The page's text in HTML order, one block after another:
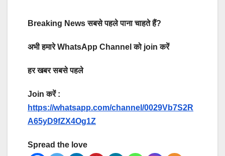
Breaking News सबसे पहले पाना चाहते हैं?
अभी हमारे WhatsApp Channel को join करें
हर खबर सबसे पहले
Join करें :
https://whatsapp.com/channel/0029Vb7S2R
A65yD9fZX4Og1Z
Spread the love